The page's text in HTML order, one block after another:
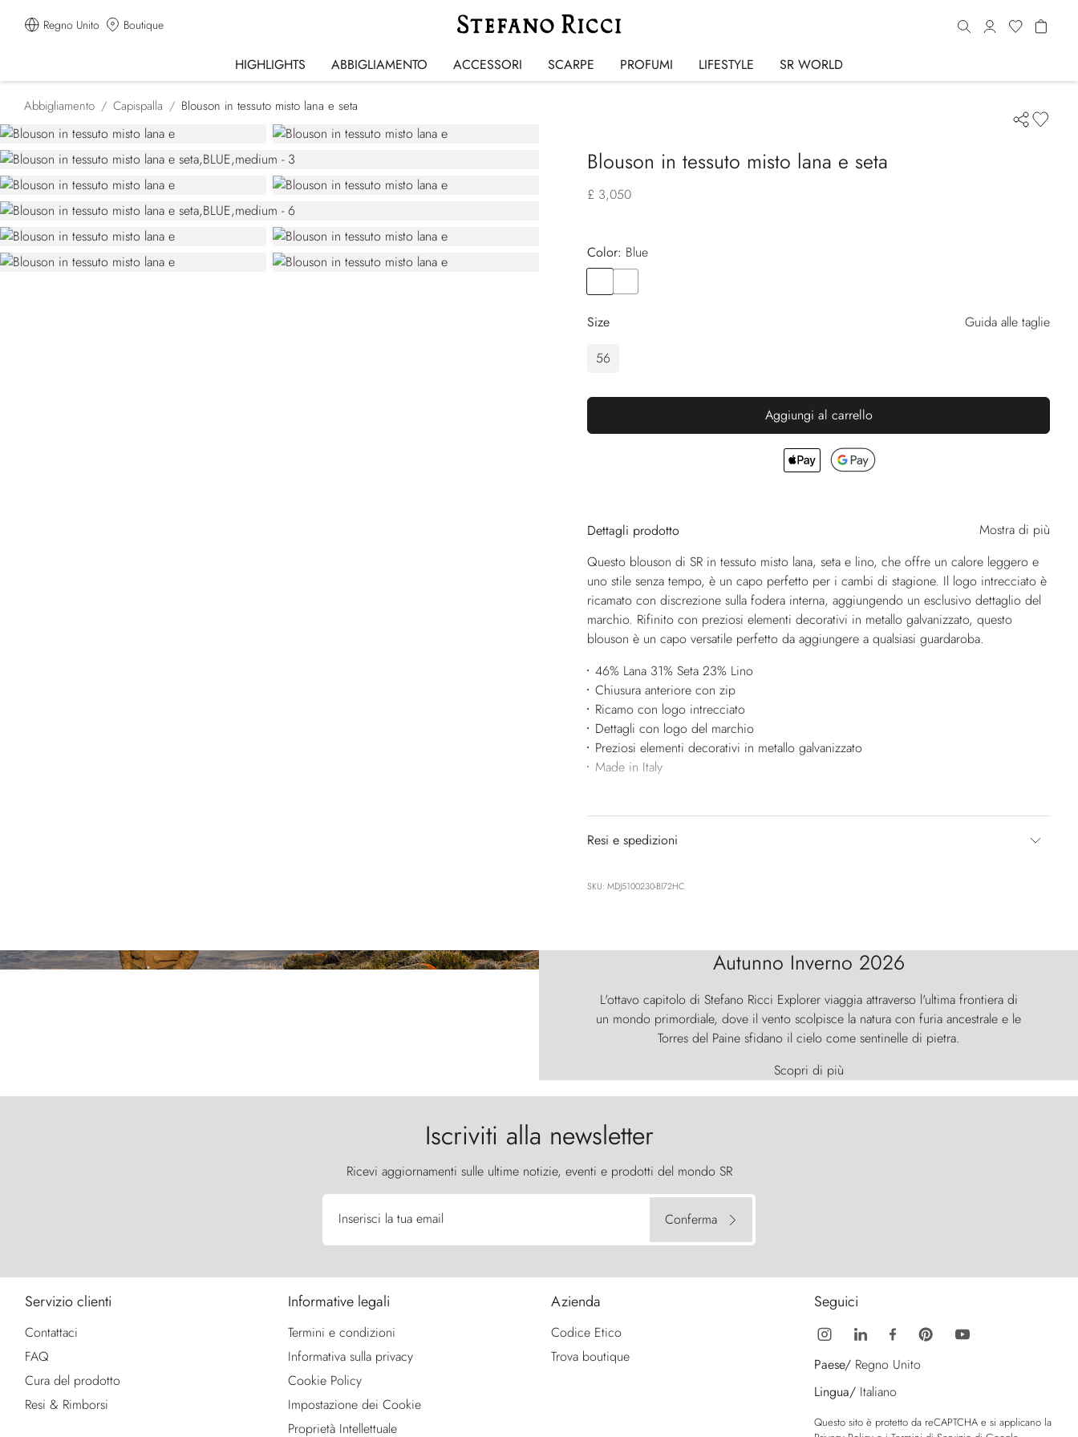
Regno Unito Boutique
HIGHLIGHTS ABBIGLIAMENTO ACCESSORI SCARPE PROFUMI LIFESTYLE SR WORLD
Abbigliamento Capispalla Blouson in tessuto misto lana e seta
Blouson in tessuto misto lana e seta
£ 3,050
Color:
blue
Size
Guida alle taglie
56
Aggiungi al carrello
Dettagli prodotto
Mostra di più
Questo blouson di SR in tessuto misto lana, seta e lino, che offre un calore leggero e
uno stile senza tempo, è un capo perfetto per i cambi di stagione. Il logo intrecciato è
ricamato con discrezione sulla fodera interna, aggiungendo un esclusivo dettaglio del
marchio. Rifinito con preziosi elementi decorativi in metallo galvanizzato, questo
blouson è un capo versatile perfetto da aggiungere a qualsiasi guardaroba.
46% Lana 31% Seta 23% Lino
Chiusura anteriore con zip
Ricamo con logo intrecciato
Dettagli con logo del marchio
Preziosi elementi decorativi in metallo galvanizzato
Made in Italy
Resi e spedizioni
SKU: MDJ5100230-BI72HC
Autunno Inverno 2026
L'ottavo capitolo di Stefano Ricci Explorer viaggia attraverso l'ultima frontiera di
un mondo primordiale, dove il vento scolpisce la natura con furia ancestrale e le
Torres del Paine sfidano il cielo come sentinelle di pietra.
Scopri di più
Iscriviti alla newsletter
Ricevi aggiornamenti sulle ultime notizie, eventi e prodotti del mondo SR
Inserisci la tua email Conferma
Servizio clienti
Contattaci
FAQ
Cura del prodotto
Resi & Rimborsi
Informative legali
Termini e condizioni
Informativa sulla privacy
Cookie Policy
Impostazione dei Cookie
Proprietà Intellettuale
Azienda
Codice Etico
Trova boutique
Seguici
Paese/ Regno Unito
Lingua/ Italiano
Questo sito è protetto da reCAPTCHA e si applicano la